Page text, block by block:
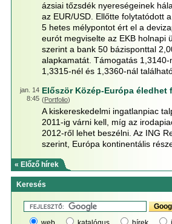
ázsiai tőzsdék nyereségeinek
az EUR/USD. Ellőtte folytatódott
5 hetes mélypontot ért el a
eurót megviselte az EKB holnapi
szerint a bank 50 bázisponttal
alapkamatát. Támogatás
1,3315-nél és 1,3360-nál
jan. 14
8:45
Először Közép-Európa éledhet
(Portfolio)
A kiskereskedelmi ingatlanpiac
2011-ig várni kell, míg az
2012-ről lehet beszélni. Az ING
szerint, Európa kontinentális
« Előző hírek
Keresés